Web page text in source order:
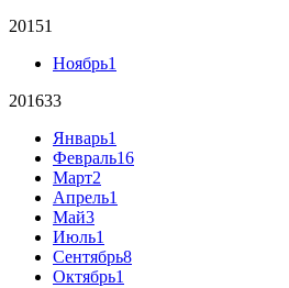
20151
Ноябрь1
201633
Январь1
Февраль16
Март2
Апрель1
Май3
Июль1
Сентябрь8
Октябрь1